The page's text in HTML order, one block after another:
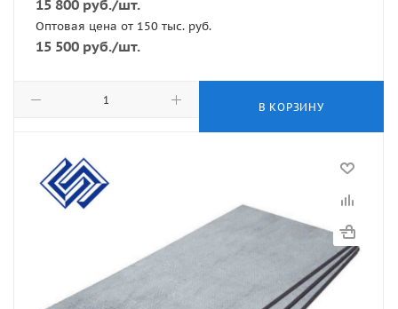
15 800 руб./шт.
Оптовая цена от 150 тыс. руб.
15 500 руб./шт.
В КОРЗИНУ